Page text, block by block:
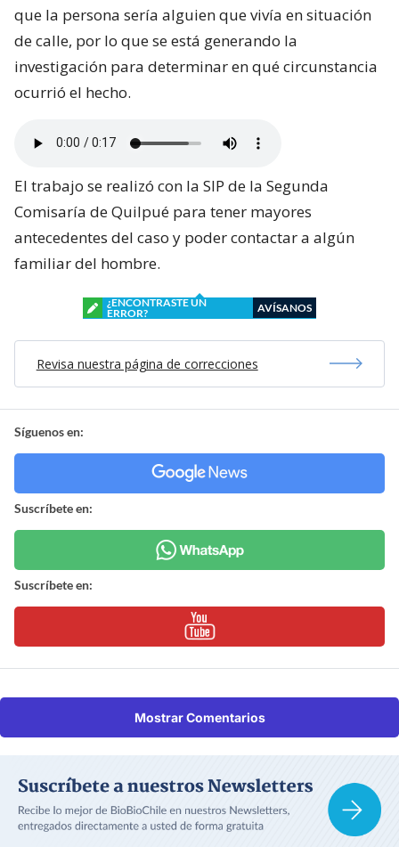
que la persona sería alguien que vivía en situación
de calle, por lo que se está generando la
investigación para determinar en qué circunstancia
ocurrió el hecho.
El trabajo se realizó con la SIP de la Segunda
Comisaría de Quilpué para tener mayores
antecedentes del caso y poder contactar a algún
familiar del hombre.
¿ENCONTRASTE UN
ERROR?
AVÍSANOS
Revisa nuestra página de correcciones
Síguenos en:
Suscríbete en:
Suscríbete en:
Mostrar Comentarios